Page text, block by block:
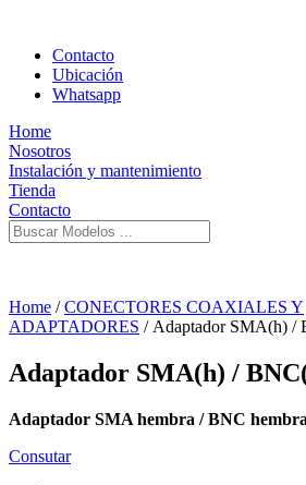
Contacto
Ubicación
Whatsapp
Home
Nosotros
Instalación y mantenimiento
Tienda
Contacto
Home /CONECTORES COAXIALES Y
ADAPTADORES / Adaptador SMA(h) /
Adaptador SMA(h) /
Adaptador SMA hembra / BNC
Consutar